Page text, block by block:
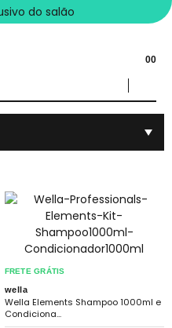
do salão
00
FRETE GRÁTIS
wella
Wella Elements Shampoo 1000ml e
Condiciona...